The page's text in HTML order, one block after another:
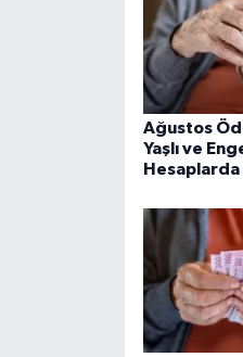
Ağustos
Yaşlı ve
Hesaplarda